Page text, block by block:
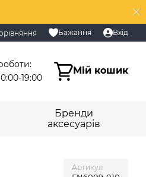
Бажання Вхід
19:00
Мій кошик
Бренди
аксесуарів
Артикул